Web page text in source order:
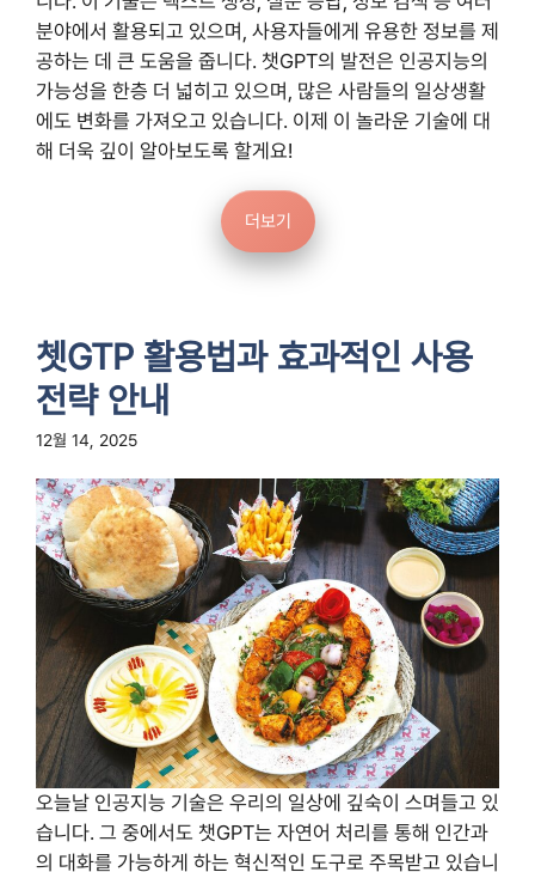
분야에서 활용되고 있으며, 사용자들에게 유용한 정보를 제
공하는 데 큰 도움을 줍니다. 챗GPT의 발전은 인공지능의
가능성을 한층 더 넓히고 있으며, 많은 사람들의 일상생활
에도 변화를 가져오고 있습니다. 이제 이 놀라운 기술에 대
해 더욱 깊이 알아보도록 할게요!
더보기
쳇GTP 활용법과 효과적인 사용
전략 안내
12월 14, 2025
오늘날 인공지능 기술은 우리의 일상에 깊숙이 스며들고 있
습니다. 그 중에서도 챗GPT는 자연어 처리를 통해 인간과
의 대화를 가능하게 하는 혁신적인 도구로 주목받고 있습니